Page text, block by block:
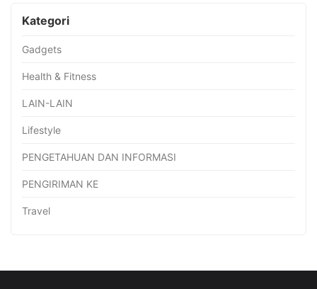
Kategori
Gadgets
Health & Fitness
LAIN-LAIN
Lifestyle
PENGETAHUAN DAN INFORMASI
PENGIRIMAN KE
Travel